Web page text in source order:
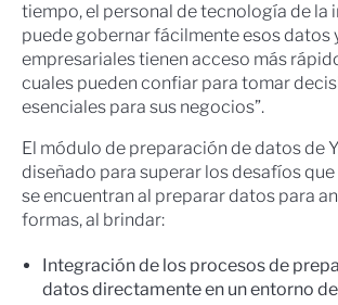
tiempo, el personal de tecnología de la
puede gobernar fácilmente esos datos
empresariales tienen acceso más
cuales pueden confiar para tomar
esenciales para sus negocios”.
El módulo de preparación de datos de
diseñado para superar los desafíos que
se encuentran al preparar datos para
formas, al brindar:
Integración de los procesos de
datos directamente en un entorno